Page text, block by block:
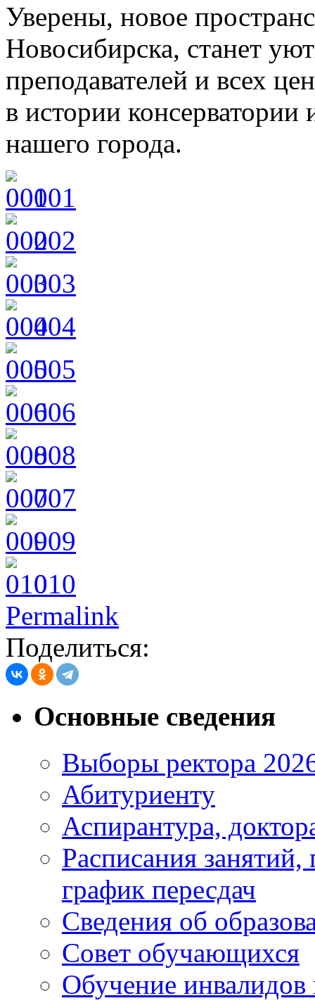
Уверены, новое
Новосибирска, станет
преподавателей и всех
в истории
нашего города.
001
002
003
004
005
006
008
007
009
010
Permalink
Поделиться:
Основные сведения
Выборы ректора
Абитуриенту
Аспирантура,
Расписания
график пересдач
Сведения об
Совет обучающихся
Обучение